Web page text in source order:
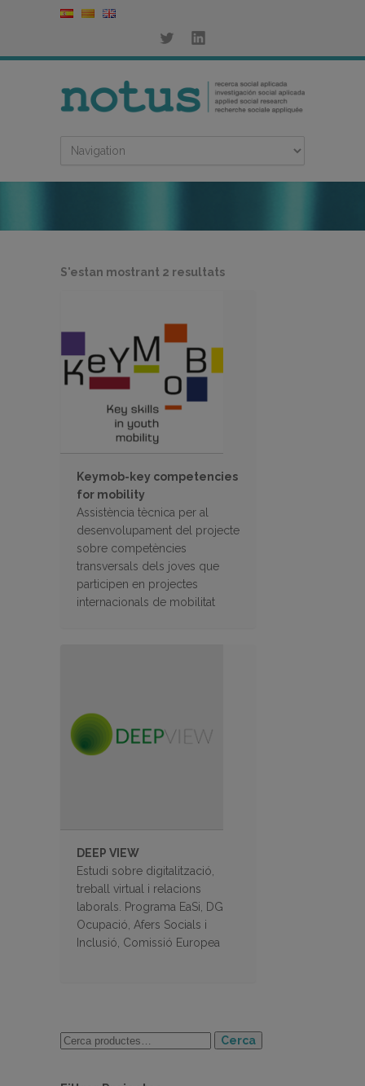
S'estan mostrant 2 resultatsOrdenat
Keymob-key competencies
for mobility
Assistència tècnica per al
desenvolupament del projecte
sobre competències
transversals dels joves que
participen en projectes
internacionals de mobilitat
DEEP VIEW
Estudi sobre digitalització,
treball virtual i relacions
laborals. Programa EaSi, DG
Ocupació, Afers Socials i
Inclusió, Comissió Europea
Cerca